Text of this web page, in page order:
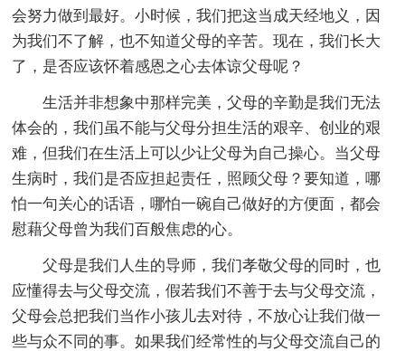
会努力做到最好。小时候，我们把这当成天经地义，因
为我们不了解，也不知道父母的辛苦。现在，我们长大
了，是否应该怀着感恩之心去体谅父母呢？
生活并非想象中那样完美，父母的辛勤是我们无法
体会的，我们虽不能与父母分担生活的艰辛、创业的艰
难，但我们在生活上可以少让父母为自己操心。当父母
生病时，我们是否应担起责任，照顾父母？要知道，哪
怕一句关心的话语，哪怕一碗自己做好的方便面，都会
慰藉父母曾为我们百般焦虑的心。
父母是我们人生的导师，我们孝敬父母的同时，也
应懂得去与父母交流，假若我们不善于去与父母交流，
父母会总把我们当作小孩儿去对待，不放心让我们做一
些与众不同的事。如果我们经常性的与父母交流自己的